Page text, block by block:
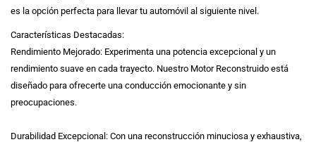
es la opción perfecta para llevar tu automóvil al siguiente nivel.
Características Destacadas:
Rendimiento Mejorado: Experimenta una potencia excepcional y un
rendimiento suave en cada trayecto. Nuestro Motor Reconstruido está
diseñado para ofrecerte una conducción emocionante y sin
preocupaciones.
Durabilidad Excepcional: Con una reconstrucción minuciosa y exhaustiva,